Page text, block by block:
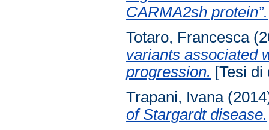
CARMA2sh protein”.
Totaro, Francesca
variants associated
progression. [Tesi di
Trapani, Ivana
of Stargardt disease.